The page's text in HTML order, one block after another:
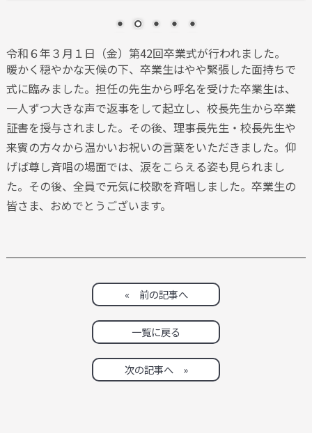
令和６年３月１日（金）第42回卒業式が行われました。
暖かく穏やかな天候の下、卒業生はやや緊張した面持ちで
式に臨みました。担任の先生から呼名を受けた卒業生は、
一人ずつ大きな声で返事をして起立し、校長先生から卒業
証書を授与されました。その後、理事長先生・校長先生や
来賓の方々から温かいお祝いの言葉をいただきました。仰
げば尊し斉唱の場面では、涙をこらえる姿も見られまし
た。その後、全員で元気に校歌を斉唱しました。卒業生の
皆さま、おめでとうございます。
« 前の記事へ
一覧に戻る
次の記事へ »